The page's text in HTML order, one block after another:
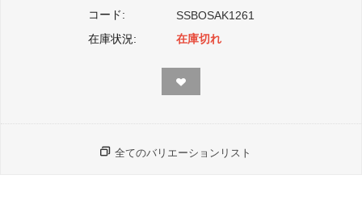
コード:
SSBOSAK1261
在庫状況:
在庫切れ
全てのバリエーションリスト